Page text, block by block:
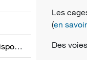
Informations relatives à d’autres dispositions
Les
(en
Des